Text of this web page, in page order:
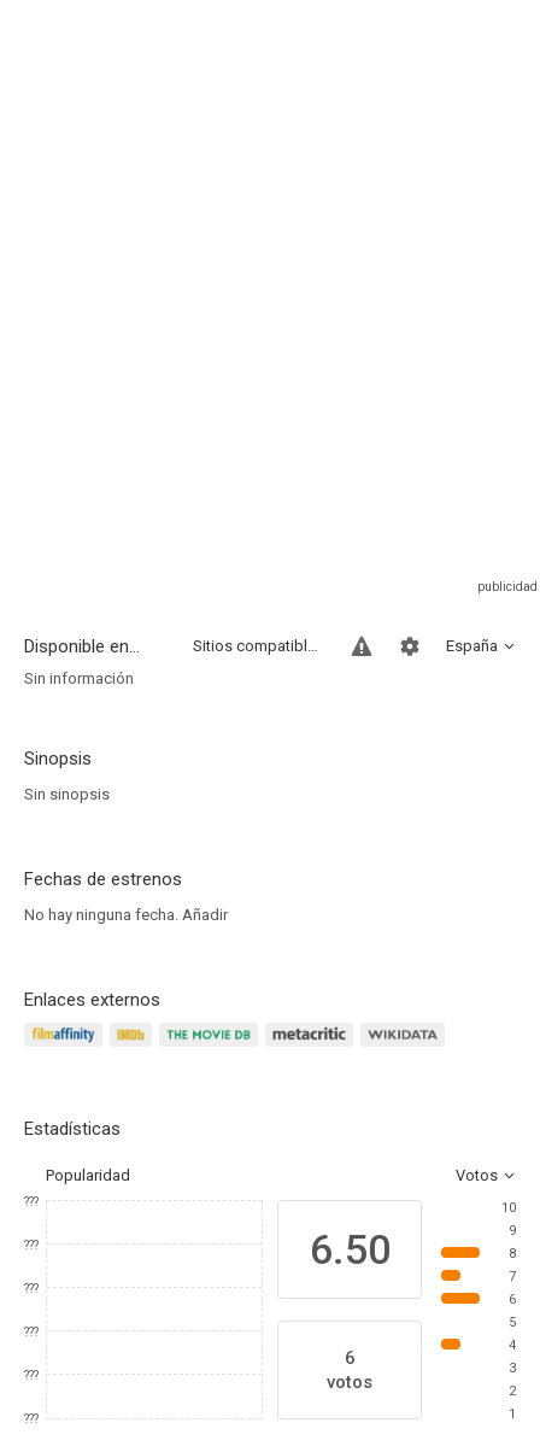
Disponible en... España
Sitios compatibles
Sin información
Sinopsis
Sin sinopsis
Fechas de estrenos
No hay ninguna fecha. Añadir
Enlaces externos
Estadísticas
Popularidad Votos
???
???
???
???
???
???
6.50
6
votos
10
9
8
7
6
5
4
3
2
1